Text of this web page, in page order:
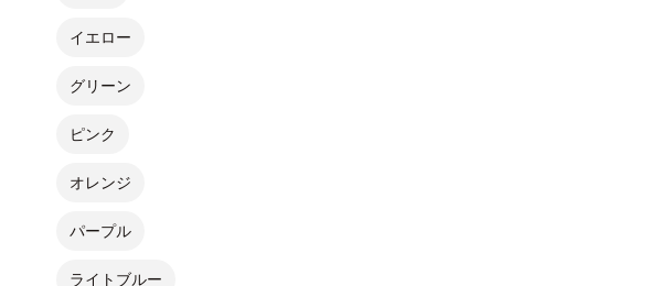
イエロー
グリーン
ピンク
オレンジ
パープル
ライトブルー